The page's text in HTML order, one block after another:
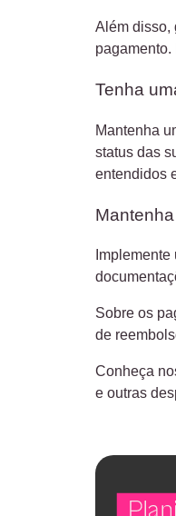
Além disso,
Tenha
Mantenha
status das
entendidos
Sobre os
de
Conheça
e outras